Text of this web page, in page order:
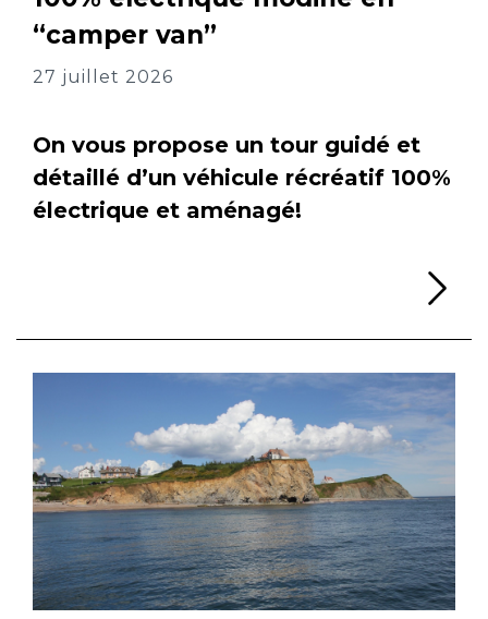
“camper van”
27 juillet 2026
On vous propose un tour guidé et
détaillé d’un véhicule récréatif 100%
électrique et aménagé!